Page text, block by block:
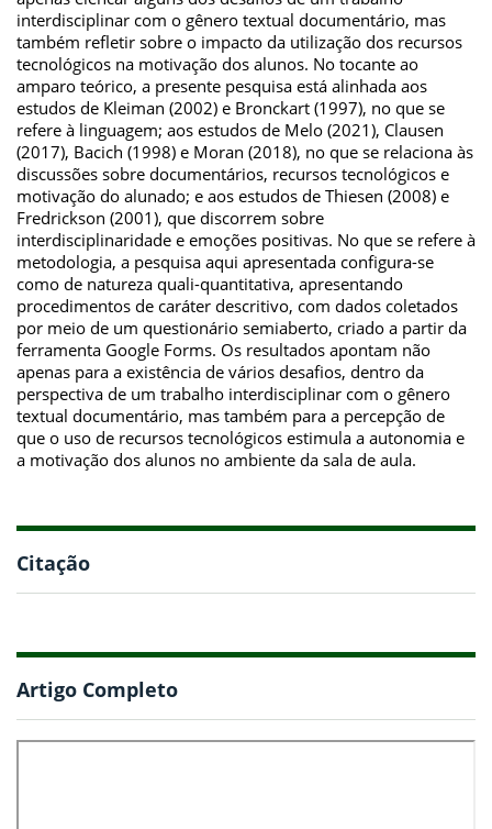
interdisciplinar com o gênero textual documentário, mas
também refletir sobre o impacto da utilização dos recursos
tecnológicos na motivação dos alunos. No tocante ao
amparo teórico, a presente pesquisa está alinhada aos
estudos de Kleiman (2002) e Bronckart (1997), no que se
refere à linguagem; aos estudos de Melo (2021), Clausen
(2017), Bacich (1998) e Moran (2018), no que se relaciona às
discussões sobre documentários, recursos tecnológicos e
motivação do alunado; e aos estudos de Thiesen (2008) e
Fredrickson (2001), que discorrem sobre
interdisciplinaridade e emoções positivas. No que se refere à
metodologia, a pesquisa aqui apresentada configura-se
como de natureza quali-quantitativa, apresentando
procedimentos de caráter descritivo, com dados coletados
por meio de um questionário semiaberto, criado a partir da
ferramenta Google Forms. Os resultados apontam não
apenas para a existência de vários desafios, dentro da
perspectiva de um trabalho interdisciplinar com o gênero
textual documentário, mas também para a percepção de
que o uso de recursos tecnológicos estimula a autonomia e
a motivação dos alunos no ambiente da sala de aula.
Citação
Artigo Completo